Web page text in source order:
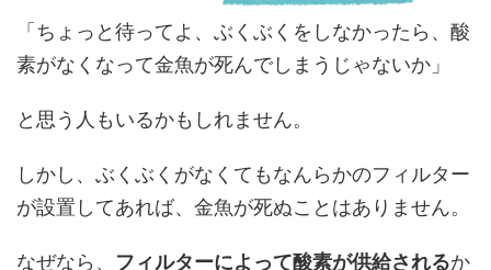
「ちょっと待ってよ、ぶくぶくをしなかったら、酸
素がなくなって金魚が死んでしまうじゃないか」
と思う人もいるかもしれません。
しかし、ぶくぶくがなくてもなんらかのフィルター
が設置してあれば、金魚が死ぬことはありません。
なぜなら、 フィルターによって酸素が供給されるか